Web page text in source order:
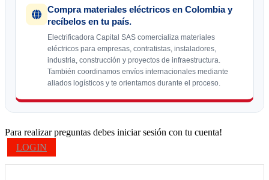
Compra materiales eléctricos en Colombia y
recíbelos en tu país.
Electrificadora Capital SAS comercializa materiales
eléctricos para empresas, contratistas, instaladores,
industria, construcción y proyectos de infraestructura.
También coordinamos envíos internacionales mediante
aliados logísticos y te orientamos durante el proceso.
Para realizar preguntas debes iniciar sesión con tu cuenta!
LOGIN